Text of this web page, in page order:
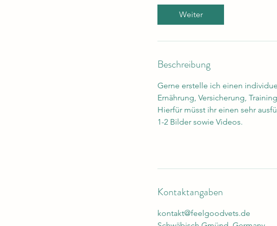
d
Weiter
Beschreibung
Gerne erstelle ich einen
Ernährung, Versicherung,
Hierfür müsst ihr einen sehr
1-2 Bilder sowie Videos.
Kontaktangaben
kontakt@feelgoodvets.de